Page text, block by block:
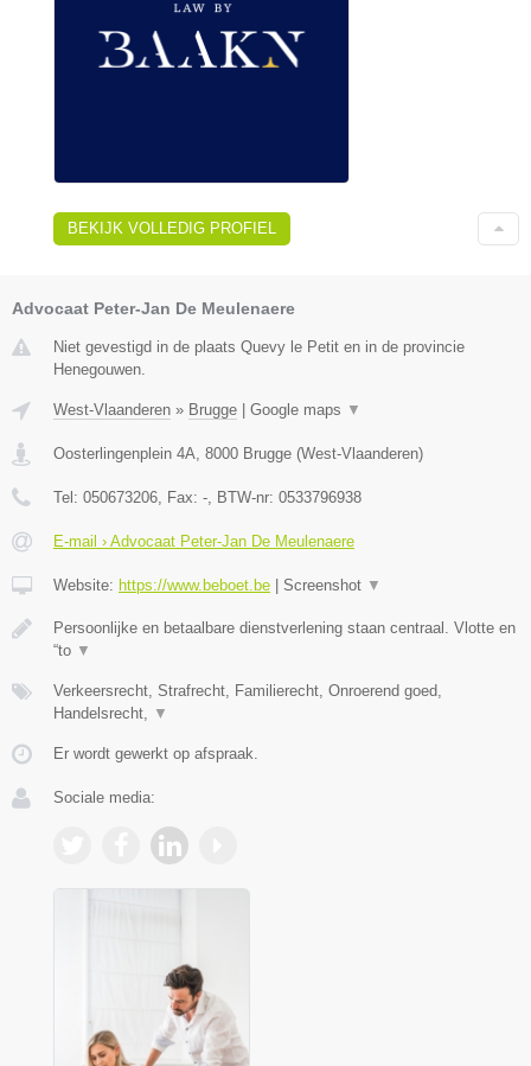
BEKIJK VOLLEDIG PROFIEL
Advocaat Peter-Jan De Meulenaere
Niet gevestigd in de plaats Quevy le Petit en in de provincie
Henegouwen.
West-Vlaanderen » Brugge Google maps ▼
Oosterlingenplein 4A, 8000 Brugge (West-Vlaanderen)
Tel: 050673206, Fax: -, BTW-nr: 0533796938
E-mail › Advocaat Peter-Jan De Meulenaere
Website: https://www.beboet.be Screenshot ▼
Persoonlijke en betaalbare dienstverlening staan centraal. Vlotte en
“to ▼
Verkeersrecht, Strafrecht, Familierecht, Onroerend goed,
Handelsrecht, ▼
Er wordt gewerkt op afspraak.
Sociale media: